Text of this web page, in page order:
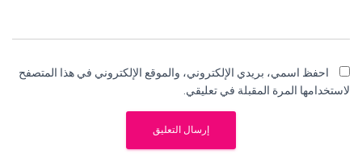
احفظ اسمي، بريدي الإلكتروني، والموقع الإلكتروني في هذا المتصفح
لاستخدامها المرة المقبلة في تعليقي.